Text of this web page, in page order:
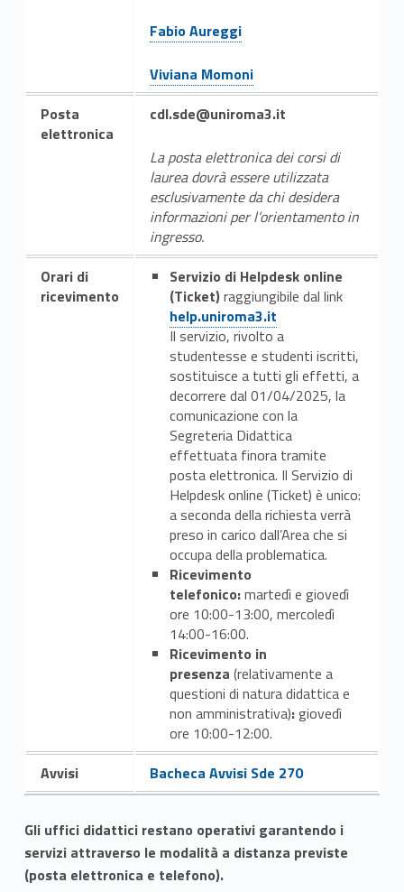
a
a
Link identifier #identifier__133089-16
Fabio Aureggi
Viviana Momoni
Posta
elettronica
cdl.sde@uniroma3.it
La posta elettronica dei corsi di
laurea dovrà essere utilizzata
esclusivamente da chi desidera
informazioni per l’orientamento in
ingresso.
Orari di
ricevimento
Servizio di Helpdesk online
(Ticket)raggiungibile dal link
help.uniroma3.it
Il servizio, rivolto a
studentesse e studenti iscritti,
sostituisce a tutti gli effetti, a
decorrere dal 01/04/2025, la
comunicazione con la
Segreteria Didattica
effettuata finora tramite
posta elettronica. Il Servizio di
Helpdesk online (Ticket) è unico:
a seconda della richiesta verrà
preso in carico dall’Area che si
occupa della problematica.
Ricevimento
telefonico:martedì e giovedì
ore 10:00-13:00, mercoledì
14:00-16:00.
Ricevimento in
presenza (relativamente a
questioni di natura didattica e
non amministrativa):giovedì
ore 10:00-12:00.
Avvisi
Link identifier #identifier__16744-18
Link identifier #identifier__190779-3
Bacheca Avvisi Sde 270
Gli uffici didattici restano operativi garantendo i
servizi attraverso le modalità a distanza previste
(posta elettronica e telefono).